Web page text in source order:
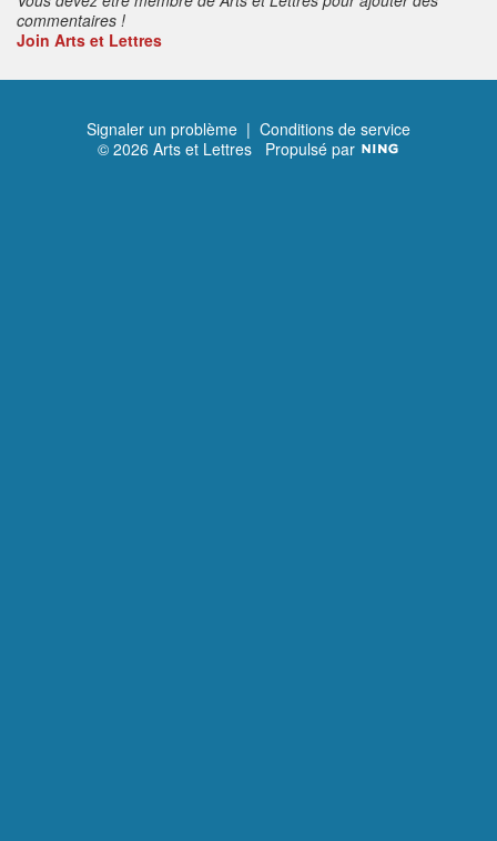
commentaires !
Join Arts et Lettres
Signaler un problème | Conditions de service
© 2026 Arts et Lettres Propulsé par